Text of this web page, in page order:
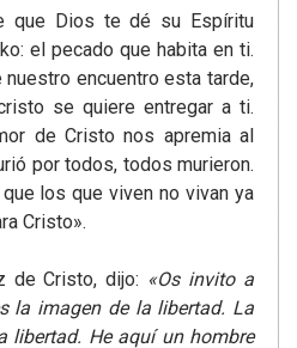
que Dios te dé su Espíritu
el pecado que habita en ti.
encuentro esta tarde,
se quiere entregar a ti.
de Cristo nos apremia al
por todos, todos murieron.
los que viven no vivan ya
Cristo».
de Cristo, dijo: «Os invito a
la imagen de la libertad. La
libertad. He aquí un hombre